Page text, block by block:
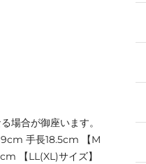
場合が御座います。
手長18.5cm 【M
【LL(XL)サイズ】